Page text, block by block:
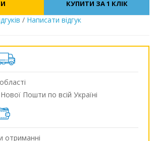
КУПИТИ ЗА 1 КЛIК
/ Написати відгук
Нової Пошти по всій Україні
отриманні